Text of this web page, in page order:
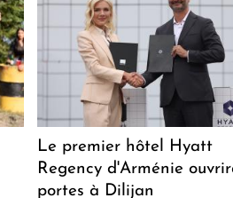
Le premier hôtel Hyatt
Regency d'Arménie
portes à Dilijan